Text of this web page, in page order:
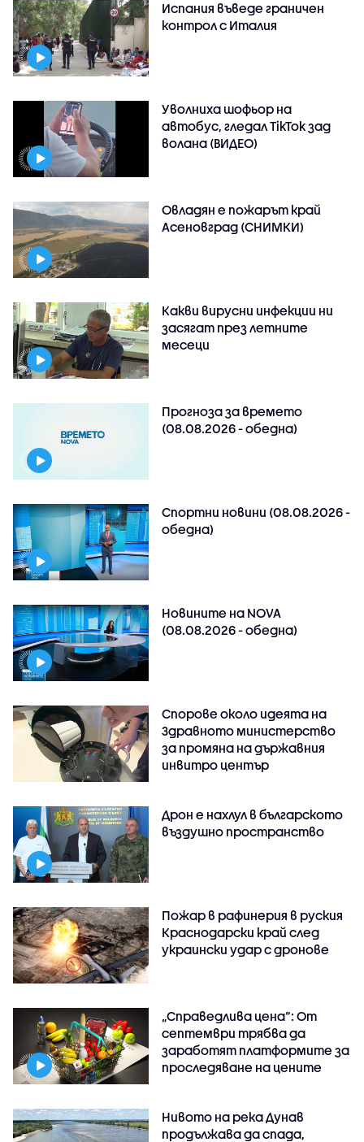
Испания въведе граничен
контрол с Италия
Уволниха шофьор на
автобус, гледал TikTok зад
волана (ВИДЕО)
Овладян е пожарът край
Асеновград (СНИМКИ)
Какви вирусни инфекции ни
засягат през летните
месеци
Прогноза за времето
(08.08.2026 - обедна)
Спортни новини (08.08.2026 -
обедна)
Новините на NOVA
(08.08.2026 - обедна)
Спорове около идеята на
Здравното министерство
за промяна на държавния
инвитро център
Дрон е нахлул в българското
въздушно пространство
Пожар в рафинерия в руския
Краснодарски край след
украински удар с дронове
„Справедлива цена“: От
септември трябва да
заработят платформите за
проследяване на цените
Нивото на река Дунав
продължава да спада,